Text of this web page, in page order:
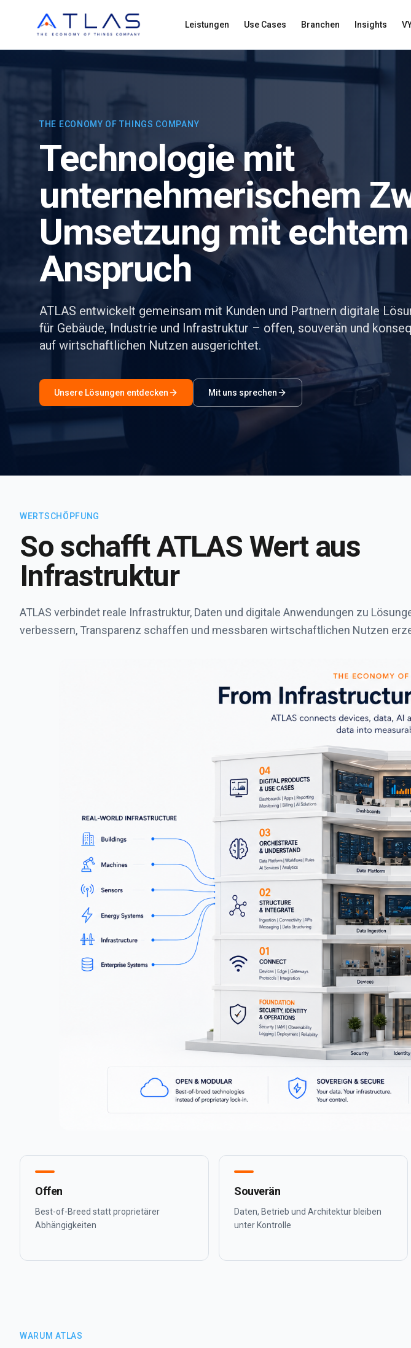
Leistungen Use Cases Branchen Insights
THE ECONOMY OF THINGS COMPANY
Technologie mit
unternehmerischem
Umsetzung mit echtem
Anspruch
ATLAS entwickelt gemeinsam mit Kunden und Partnern digitale
für Gebäude, Industrie und Infrastruktur – offen, souverän und
auf wirtschaftlichen Nutzen ausgerichtet.
Unsere Lösungen entdecken Mit uns sprechen
WERTSCHÖPFUNG
So schafft ATLAS Wert aus
Infrastruktur
ATLAS verbindet reale Infrastruktur, Daten und digitale Anwendungen zu
verbessern, Transparenz schaffen und messbaren wirtschaftlichen Nutzen
Offen
Best-of-Breed statt proprietärer
Abhängigkeiten
Souverän
Daten, Betrieb und Architektur bleiben
unter Kontrolle
WARUM ATLAS